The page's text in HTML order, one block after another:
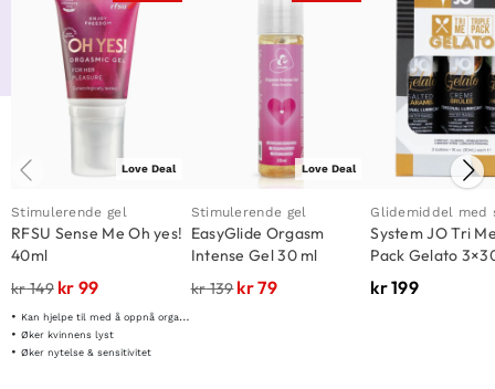
Love Deal
Stimulerende gel
RFSU Sense Me Oh yes!
40ml
kr149 kr 99
Kan hjelpe til med å oppnå orgasme lettere
Øker kvinnens lyst
Øker nytelse & sensitivitet
Love Deal
Stimulerende gel
EasyGlide Orgasm
Intense Gel 30 ml
kr139kr79
Glidemiddel med
System JO Tri
Pack Gelato
kr199